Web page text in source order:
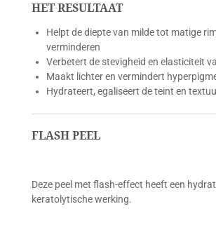
HET RESULTAAT
Helpt de diepte van milde tot matige
verminderen
Verbetert de stevigheid en elasticiteit
Maakt lichter en vermindert
Hydrateert, egaliseert de teint en
FLASH PEEL
Deze peel met flash-effect heeft een
keratolytische werking.